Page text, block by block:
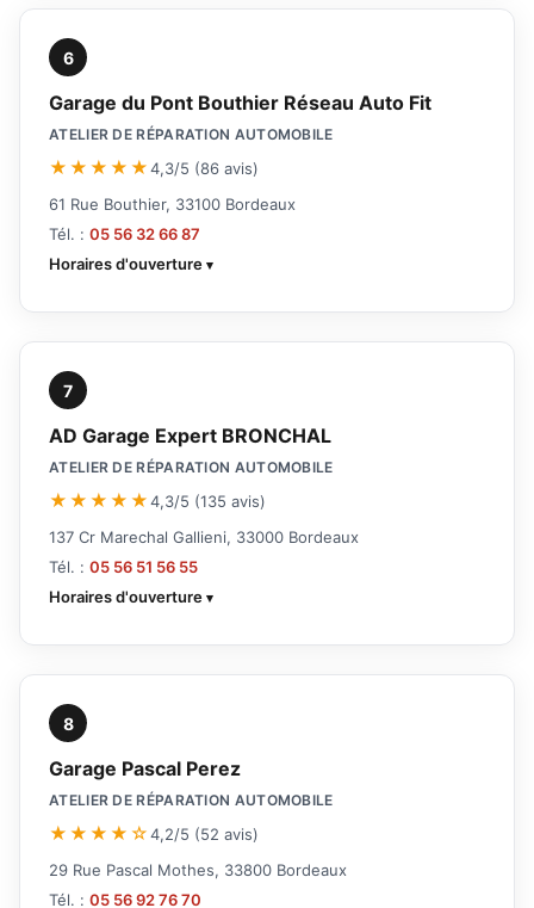
6
Garage du Pont Bouthier Réseau Auto Fit
ATELIER DE RÉPARATION AUTOMOBILE
★★★★★4,3/5 (86 avis)
61 Rue Bouthier, 33100 Bordeaux
Tél. : 05 56 32 66 87
Horaires d'ouverture
7
AD Garage Expert BRONCHAL
ATELIER DE RÉPARATION AUTOMOBILE
★★★★★4,3/5 (135 avis)
137 Cr Marechal Gallieni, 33000 Bordeaux
Tél. : 05 56 51 56 55
Horaires d'ouverture
8
Garage Pascal Perez
ATELIER DE RÉPARATION AUTOMOBILE
★★★★☆4,2/5 (52 avis)
29 Rue Pascal Mothes, 33800 Bordeaux
Tél. : 05 56 92 76 70